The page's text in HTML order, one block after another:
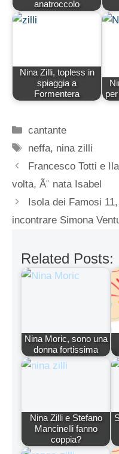
anatroccolo
Nina Zilli, topless in
spiaggia a
Formentera
Categorie
cantante
Tag
neffa, nina zilli
Francesco Totti e
volta, Ã¨ nata Isabel
Isola dei Famosi
incontrare Simona
Related Posts:
Nina Moric, sono una
donna fortissima
Nina Zilli e Stefano
Mancinelli fanno
coppia?